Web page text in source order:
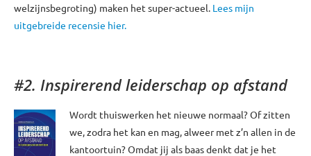
welzijnsbegroting) maken het super-actueel. Lees mijn
uitgebreide recensie hier.
#2. Inspirerend leiderschap op afstand
Wordt thuiswerken het nieuwe normaal? Of zitten
we, zodra het kan en mag, alweer met z’n allen in de
kantoortuin? Omdat jij als baas denkt dat je het